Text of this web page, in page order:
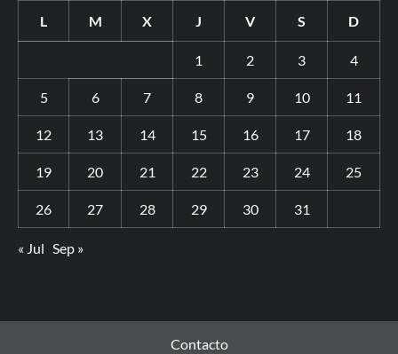
L M X J V S D
1 2 3 4
5 6 7 8 9 10 11
12 13 14 15 16 17 18
19 20 21 22 23 24 25
26 27 28 29 30 31
« Jul Sep »
Contacto